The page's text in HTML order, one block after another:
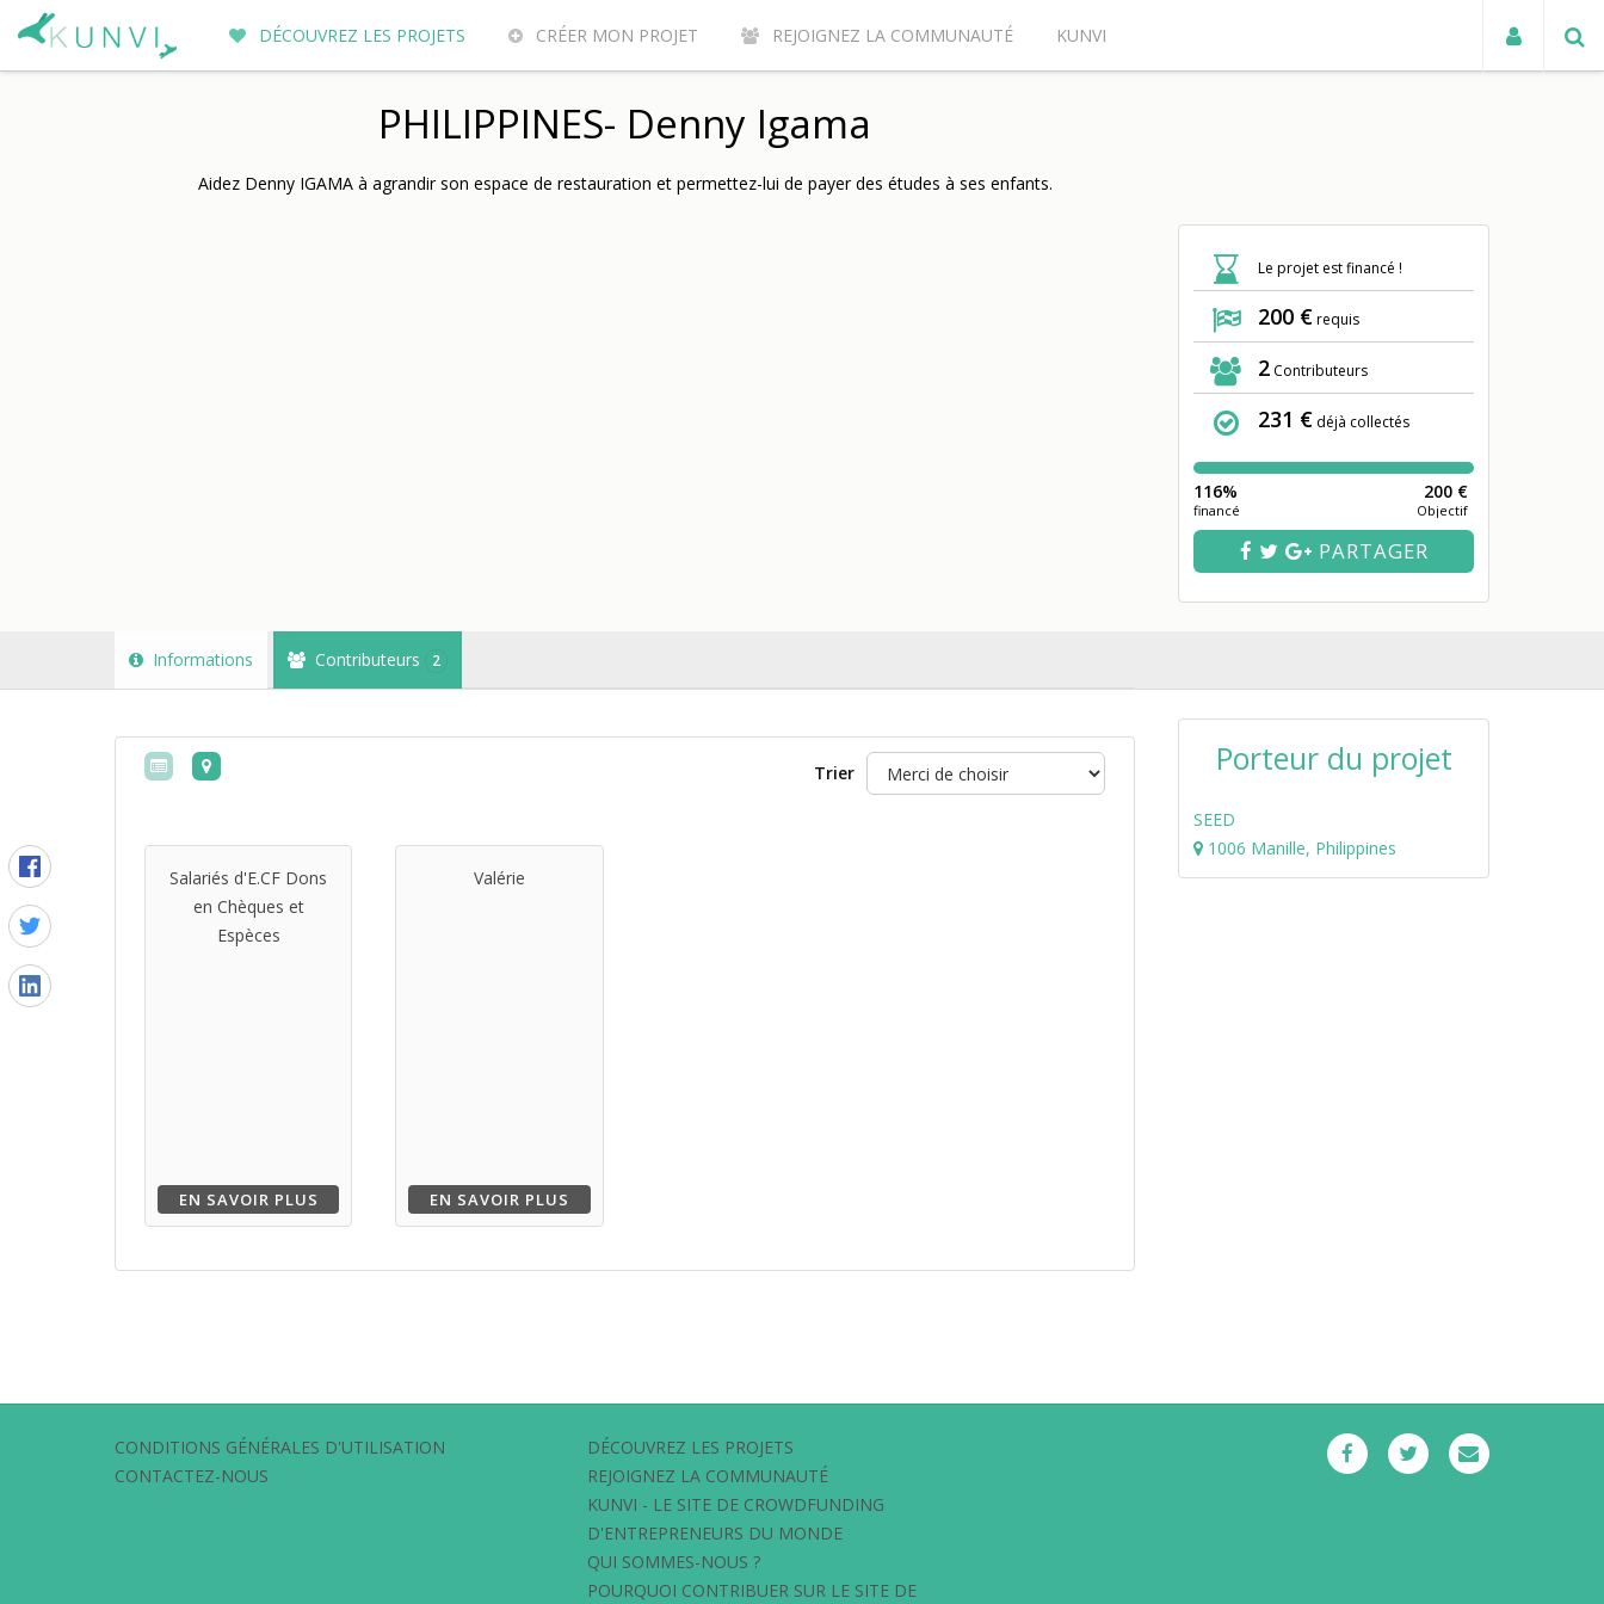
DÉCOUVREZ LES PROJETS CRÉER MON PROJET REJOIGNEZ LA COMMUNAUTÉ KUNVI
ENTREPRENEURS DU MONDE POURQUOI CONTRIBUER SUR LE SITE DE CROWDFUNDING KUNVI ?
PHILIPPINES- Denny Igama
Aidez Denny IGAMA à agrandir son espace de restauration et permettez-lui de payer des études à ses enfants.
Le projet est financé !
200 €requis
2 Contributeurs
231 € déjà collectés
116%
financé
200 €
Objectif
PARTAGER
Informations Contributeurs 2
Trier
Salariés d'E.CF Dons
en Chèques et
Espèces
EN SAVOIR PLUS
Valérie
EN SAVOIR PLUS
Porteur du projet
SEED
1006 Manille, Philippines
CONDITIONS GÉNÉRALES D'UTILISATION
CONTACTEZ-NOUS
DÉCOUVREZ LES PROJETS
REJOIGNEZ LA COMMUNAUTÉ
KUNVI - LE SITE DE CROWDFUNDING
D'ENTREPRENEURS DU MONDE
QUI SOMMES-NOUS ?
POURQUOI CONTRIBUER SUR LE SITE DE